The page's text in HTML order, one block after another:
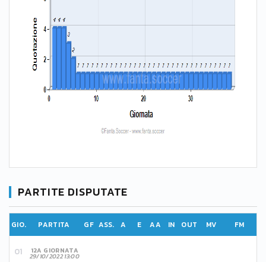
PARTITE DISPUTATE
GIO. PARTITA GF ASS. A E AA IN OUT MV FM
12A GIORNATA
29/10/2022 13:00